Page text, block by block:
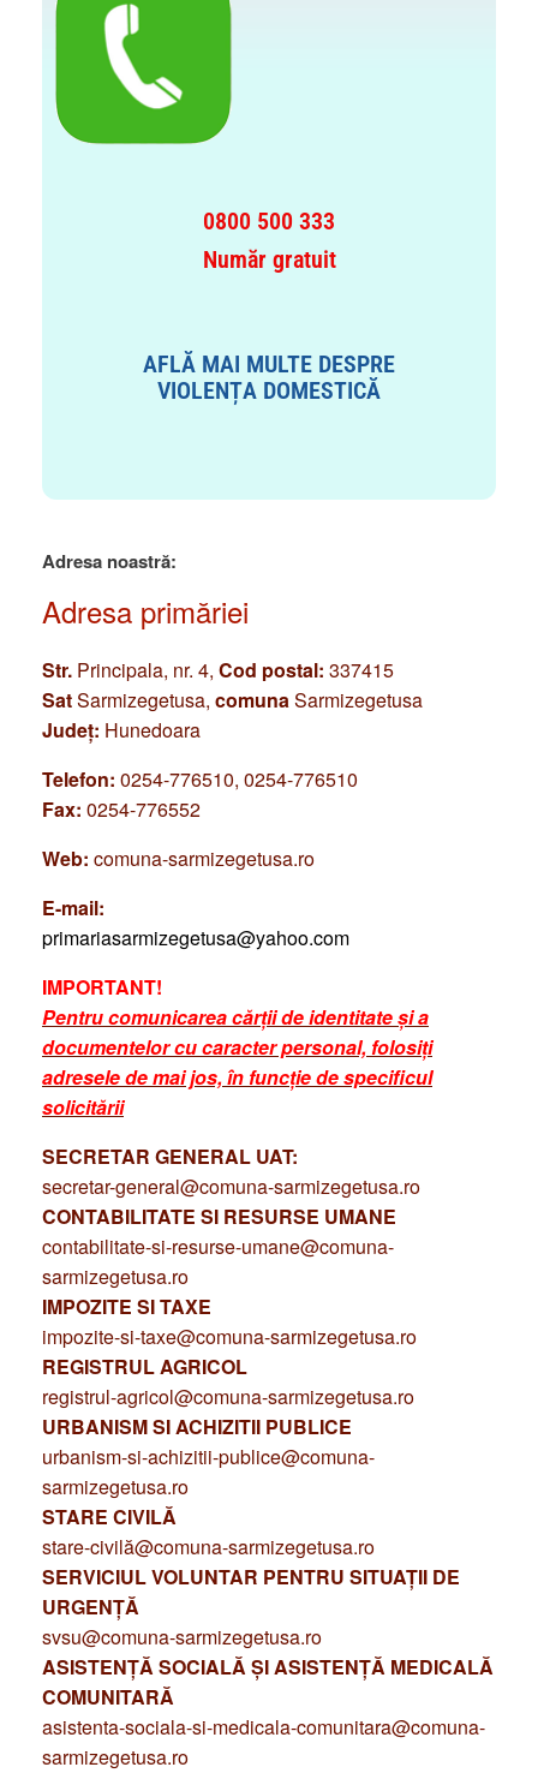
0800 500 333
Număr gratuit
AFLĂ MAI MULTE DESPRE
VIOLENȚA DOMESTICĂ
Adresa noastră:
Adresa primăriei
Str. Principala, nr. 4, Cod postal: 337415
SatSarmizegetusa, comunaSarmizegetusa
Județ: Hunedoara
Telefon: 0254-776510, 0254-776510
Fax: 0254-776552
Web: comuna-sarmizegetusa.ro
E-mail:
primariasarmizegetusa@yahoo.com
IMPORTANT!
Pentru comunicarea cărții de identitate și a
documentelor cu caracter personal, folosiți
adresele de mai jos, în funcție de specificul
solicitării
SECRETAR GENERAL UAT:
secretar-general@comuna-sarmizegetusa.ro
CONTABILITATE SI RESURSE UMANE
contabilitate-si-resurse-umane@comuna-
sarmizegetusa.ro
IMPOZITE SI TAXE
impozite-si-taxe@comuna-sarmizegetusa.ro
REGISTRUL AGRICOL
registrul-agricol@comuna-sarmizegetusa.ro
URBANISM SI ACHIZITII PUBLICE
urbanism-si-achizitii-publice@comuna-
sarmizegetusa.ro
STARE CIVILĂ
stare-civilă@comuna-sarmizegetusa.ro
SERVICIUL VOLUNTAR PENTRU SITUAȚII DE
URGENȚĂ
svsu@comuna-sarmizegetusa.ro
ASISTENȚĂ SOCIALĂ ȘI ASISTENȚĂ MEDICALĂ
COMUNITARĂ
asistenta-sociala-si-medicala-comunitara@comuna-
sarmizegetusa.ro